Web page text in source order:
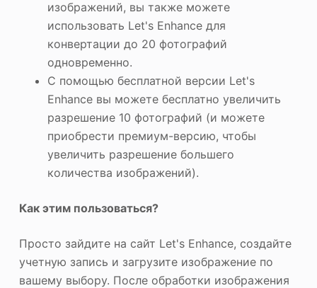
изображений, вы также можете
использовать Let's Enhance для
конвертации до 20 фотографий
одновременно.
С помощью бесплатной версии Let's
Enhance вы можете бесплатно увеличить
разрешение 10 фотографий (и можете
приобрести премиум-версию, чтобы
увеличить разрешение большего
количества изображений).
Как этим пользоваться?
Просто зайдите на сайт Let's Enhance, создайте
учетную запись и загрузите изображение по
вашему выбору. После обработки изображения